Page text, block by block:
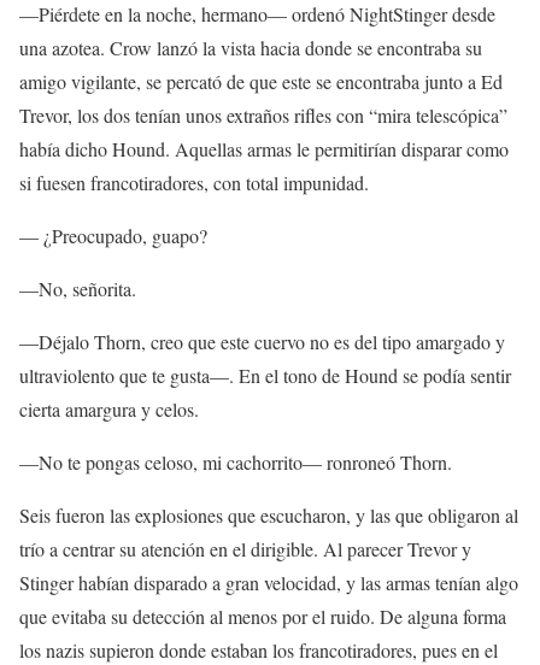
—Piérdete en la noche, hermano— ordenó NightStinger desde
una azotea. Crow lanzó la vista hacia donde se encontraba su
amigo vigilante, se percató de que este se encontraba junto a Ed
Trevor, los dos tenían unos extraños rifles con “mira telescópica”
había dicho Hound. Aquellas armas le permitirían disparar como
si fuesen francotiradores, con total impunidad.
— ¿Preocupado, guapo?
—No, señorita.
—Déjalo Thorn, creo que este cuervo no es del tipo amargado y
ultraviolento que te gusta—. En el tono de Hound se podía sentir
cierta amargura y celos.
—No te pongas celoso, mi cachorrito— ronroneó Thorn.
Seis fueron las explosiones que escucharon, y las que obligaron al
trío a centrar su atención en el dirigible. Al parecer Trevor y
Stinger habían disparado a gran velocidad, y las armas tenían algo
que evitaba su detección al menos por el ruido. De alguna forma
los nazis supieron donde estaban los francotiradores, pues en el